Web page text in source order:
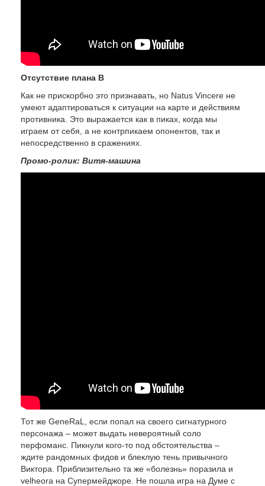
Отсутствие плана B
Как не прискорбно это признавать, но Natus Vincere не
умеют адаптироваться к ситуации на карте и действиям
противника. Это выражается как в пиках, когда мы
играем от себя, а не контрпикаем опонентов, так и
непосредственно в сражениях.
Промо-ролик: Витя-машина
Тот же GeneRaL, если попал на своего сигнатурного
персонажа – может выдать невероятный соло
перфоманс. Пикнули кого-то под обстоятельства –
ждите рандомных фидов и блеклую тень привычного
Виктора. Приблизительно та же «болезнь» поразила и
velheorа на Супермейджоре. Не пошла игра на Думе с